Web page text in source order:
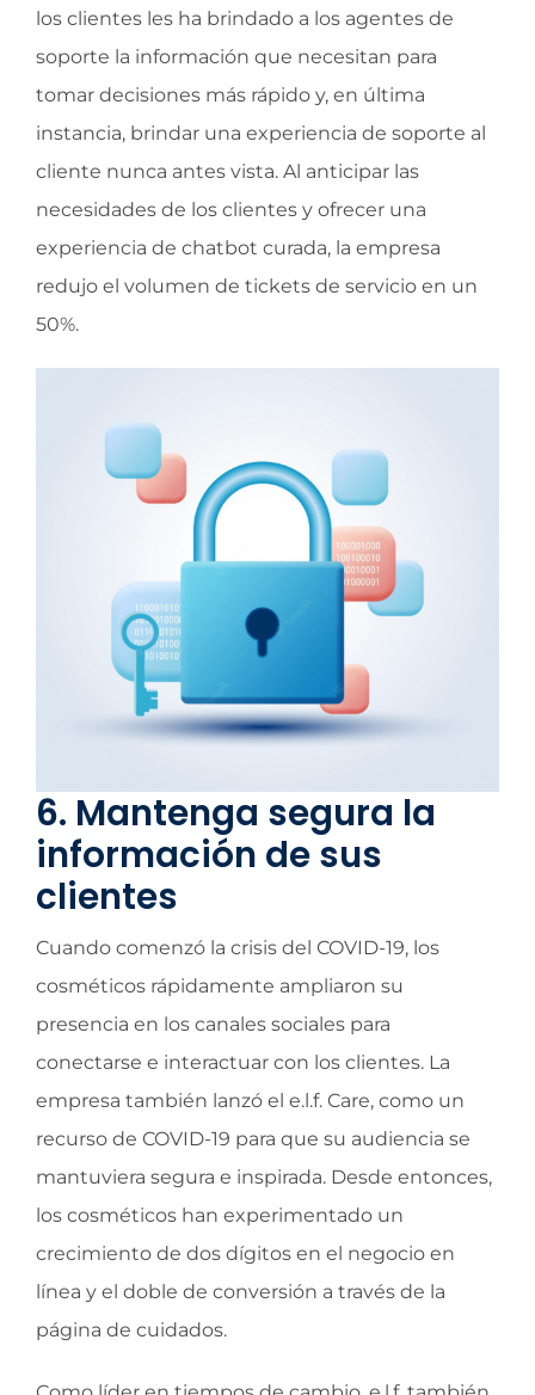
los clientes les ha brindado a los agentes de
soporte la información que necesitan para
tomar decisiones más rápido y, en última
instancia, brindar una experiencia de soporte al
cliente nunca antes vista. Al anticipar las
necesidades de los clientes y ofrecer una
experiencia de chatbot curada, la empresa
redujo el volumen de tickets de servicio en un
50%.
6. Mantenga segura la
información de sus
clientes
Cuando comenzó la crisis del COVID-19, los
cosméticos rápidamente ampliaron su
presencia en los canales sociales para
conectarse e interactuar con los clientes. La
empresa también lanzó el e.l.f. Care, como un
recurso de COVID-19 para que su audiencia se
mantuviera segura e inspirada. Desde entonces,
los cosméticos han experimentado un
crecimiento de dos dígitos en el negocio en
línea y el doble de conversión a través de la
página de cuidados.